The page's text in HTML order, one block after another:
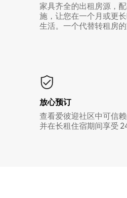
家具齐全的出租房源，
施，让您在一个月或更
生活。一个代替转租房的
放心预订
查看爱彼迎社区中可信
并在长租住宿期间享受